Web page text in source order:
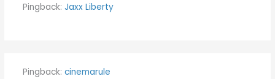
Pingback: Jaxx Liberty
Pingback: cinemarule